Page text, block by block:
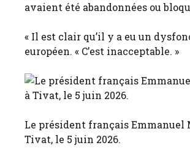
avaient été abandonnées ou
« Il est clair qu’il y a eu un
européen. « C’est inacceptable. »
Le président français Emmanuel
Tivat, le 5 juin 2026.